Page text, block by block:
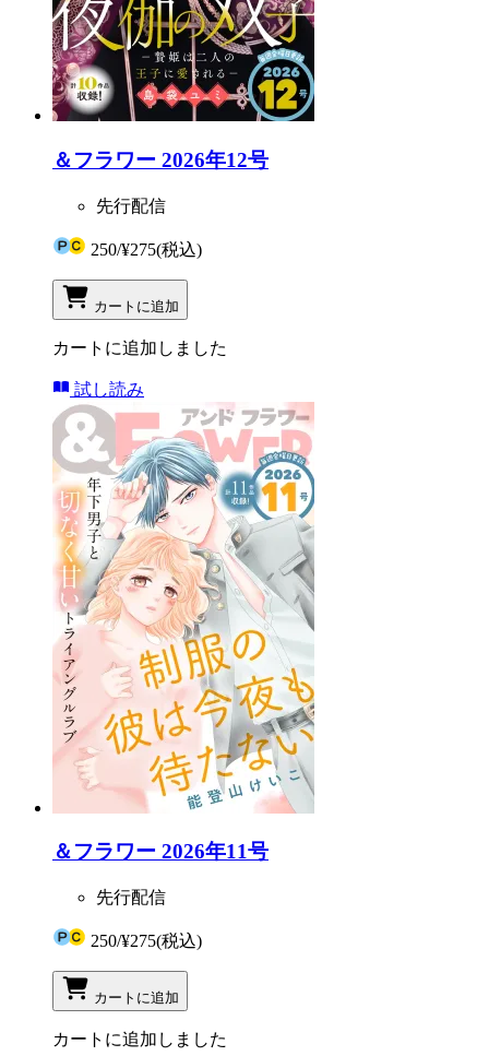
＆フラワー 2026年12号
先行配信
250/¥275(税込)
カートに追加
カートに追加しました
試し読み
＆フラワー 2026年11号
先行配信
250/¥275(税込)
カートに追加
カートに追加しました